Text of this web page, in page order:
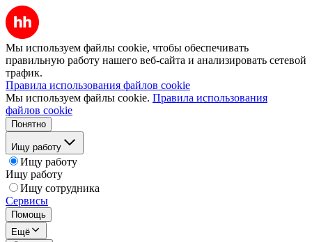
Мы используем файлы cookie, чтобы обеспечивать
правильную работу нашего веб-сайта и анализировать сетевой
трафик.
Правила использования файлов cookie
Мы используем файлы cookie. Правила использования
файлов cookie
Понятно
Ищу работу
Ищу работу
Ищу работу
Ищу сотрудника
Сервисы
Помощь
Ещё